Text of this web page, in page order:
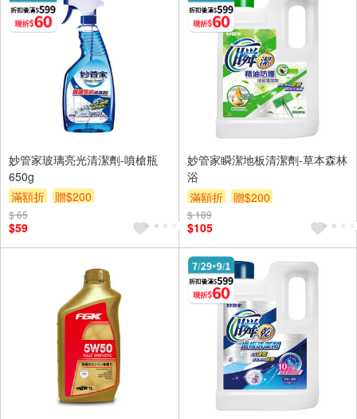
妙管家玻璃亮光清潔劑-噴槍瓶
650g
滿額折
贈$200
$ 65
$59
妙管家瞬潔地板清潔劑-草本森林
浴
滿額折
贈$200
$ 189
$105